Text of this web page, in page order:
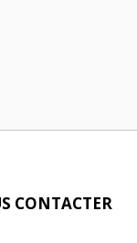
CONTACTER